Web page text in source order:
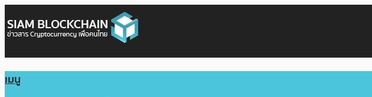
เมนู